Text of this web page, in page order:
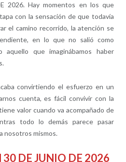
2026. Hay momentos en los que
con la sensación de que todavía
el camino recorrido, la atención se
en lo que no salió como
que imaginábamos haber
convirtiendo el esfuerzo en un
cuenta, es fácil convivir con la
valor cuando va acompañado de
todo lo demás parece pasar
nosotros mismos.
DE JUNIO DE 2026